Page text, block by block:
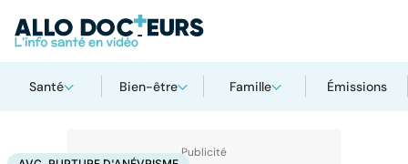
Santé Bien-être Famille Émissions
AccueilSantéMaladiesAVC, rupture d'anévrisme